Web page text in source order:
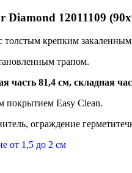
Diamond 12011109
крепким
трапом.
81,4 см, складная
покрытием Easy Clean.
ограждение
от 1,5 до 2 см